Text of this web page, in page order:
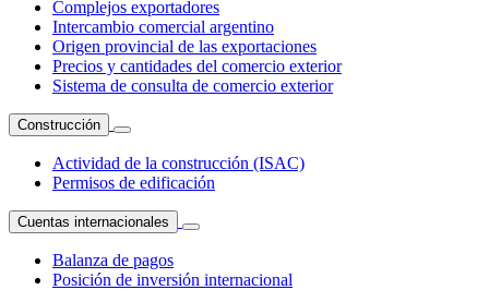
Complejos exportadores
Intercambio comercial argentino
Origen provincial de las exportaciones
Precios y cantidades del comercio exterior
Sistema de consulta de comercio exterior
Construcción
Actividad de la construcción (ISAC)
Permisos de edificación
Cuentas internacionales
Balanza de pagos
Posición de inversión internacional